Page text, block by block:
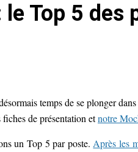
Top 5 des
temps de se plonger
de présentation etnotre
un Top 5 par poste. Après les